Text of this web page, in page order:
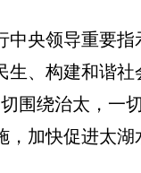
领导重要指
、构建和谐
围绕治太，一
加快促进太